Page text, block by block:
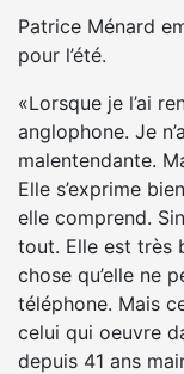
Patrice Ménard
pour l’été.
«Lorsque je l’ai
anglophone. Je
malentendante.
Elle s’exprime
elle comprend.
tout. Elle est très
chose qu’elle ne
téléphone. Mais
celui qui oeuvre
depuis 41 ans